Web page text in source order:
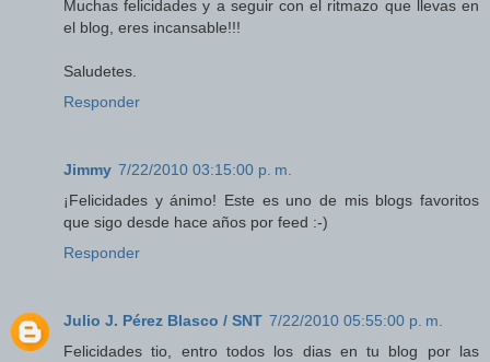
Muchas felicidades y a seguir con el ritmazo que llevas en
el blog, eres incansable!!!
Saludetes.
Responder
Jimmy 7/22/2010 03:15:00 p. m.
¡Felicidades y ánimo! Este es uno de mis blogs favoritos
que sigo desde hace años por feed :-)
Responder
Julio J. Pérez Blasco / SNT 7/22/2010 05:55:00 p. m.
Felicidades tio, entro todos los dias en tu blog por las